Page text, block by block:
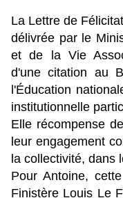
La Lettre de
délivrée par le
et de la Vie
d'une citation au
l'Éducation
institutionnelle
Elle récompense
leur engagement
la collectivité, dans
Pour Antoine,
Finistère Louis Le